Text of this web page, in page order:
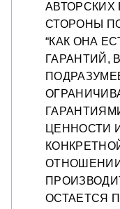
АВТОРСКИХ
СТОРОНЫ
“КАК ОНА
ГАРАНТИЙ,
ЦЕННОСТИ
ОТНОШЕНИИ
ОСТАЕТСЯ